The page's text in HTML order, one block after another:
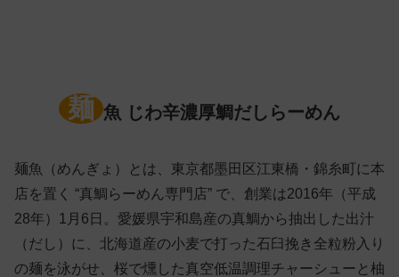
麺 魚 じわ辛濃厚鯛だしらーめん
麺魚（めんぎょ）とは、東京都墨田区江東橋・錦糸町に本
店を置く “真鯛らーめん専門店” で、創業は2016年（平成
28年）1月6日。愛媛県宇和島産の真鯛から抽出した出汁
（だし）に、北海道産の小麦で打った石臼挽き全粒粉入り
の麺を泳がせ、桜で燻した真空低温調理チャーシューと柚